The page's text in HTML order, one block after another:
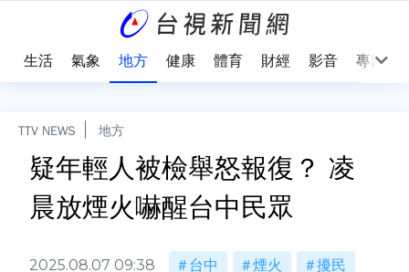
生活 氣象 地方 健康 體育 財經 影音 專題
TTV NEWS 地方
疑年輕人被檢舉怒報復？ 凌
晨放煙火嚇醒台中民眾
2025.08.07 09:38 台中 煙火 擾民